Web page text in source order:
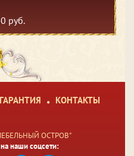
руб.
ГАРАНТИЯ КОНТАКТЫ
ОСТРОВ"
наши соцсети: